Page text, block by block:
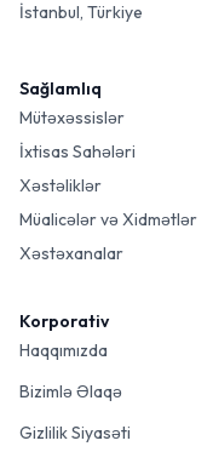
İstanbul, Türkiye
Sağlamlıq
Mütəxəssislər
İxtisas Sahələri
Xəstəliklər
Müalicələr və Xidmətlər
Xəstəxanalar
Korporativ
Haqqımızda
Bizimlə Əlaqə
Gizlilik Siyasəti